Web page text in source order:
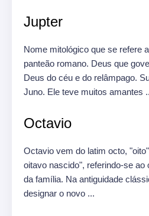
Jupter
Nome mitológico que se refere
panteão romano. Deus que
Deus do céu e do relâmpago.
Juno. Ele teve muitos amantes
Octavio
Octavio vem do latim octo,
oitavo nascido", referindo-se
da família. Na antiguidade
designar o novo ...